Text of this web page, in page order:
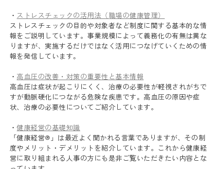
Recruit
・ ストレスチェックの活用法（職場の健康管理）
ストレスチェックの目的や対象者など制度に関する基本的な情
報をご説明しています。事業規模によって義務化の有無は異な
りますが、実施するだけではなく活用につなげていくための情
報を発信しています。
・ 高血圧の改善・対策の重要性と基本情報
高血圧は症状が起こりにくく、治療の必要性が軽視されがちで
すが動脈硬化につながる危険な疾患です。高血圧の原因や症
状、治療の必要性についてご紹介しています。
・健康経営の基礎知識
「健康経営®」は最近よく聞かれる言葉でありますが、その制
度やメリット・デメリットを紹介しています。これから健康経
営に取り組まれる人事の方にも是非ご覧いただきたい内容とな